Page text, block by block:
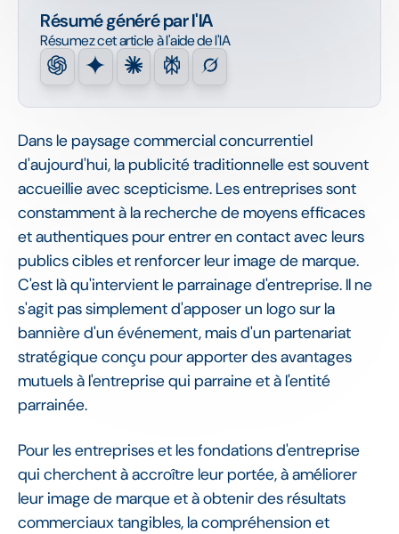
Résumé généré par l'IA
Résumez cet article à l'aide de l'IA
Dans le paysage commercial concurrentiel
d'aujourd'hui, la publicité traditionnelle est souvent
accueillie avec scepticisme. Les entreprises sont
constamment à la recherche de moyens efficaces
et authentiques pour entrer en contact avec leurs
publics cibles et renforcer leur image de marque.
C'est là qu'intervient le parrainage d'entreprise. Il ne
s'agit pas simplement d'apposer un logo sur la
bannière d'un événement, mais d'un partenariat
stratégique conçu pour apporter des avantages
mutuels à l'entreprise qui parraine et à l'entité
parrainée.
Pour les entreprises et les fondations d'entreprise
qui cherchent à accroître leur portée, à améliorer
leur image de marque et à obtenir des résultats
commerciaux tangibles, la compréhension et